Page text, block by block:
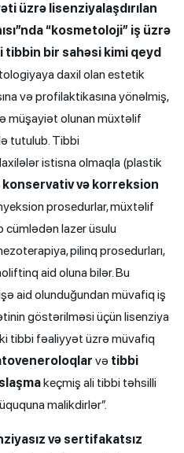
üzrə lisenziyalaşdırılan
“kosmetoloji” iş üzrə
bir sahəsi kimi qeyd
daxil olan estetik
və profilaktikasına yönəlmiş,
müşayiət olunan müxtəlif
tutulub. Tibbi
istisna olmaqla (plastik
konservativ və korreksion
prosedurlar, müxtəlif
cümlədən lazer üsulu
pilinq prosedurları,
aid oluna bilər. Bu
aid olunduğundan müvafiq iş
göstərilməsi üçün lisenziya
tibbi fəaliyyət üzrə müvafiq
və tibbi
keçmiş ali tibbi təhsilli
malikdirlər”.
və sertifakatsız